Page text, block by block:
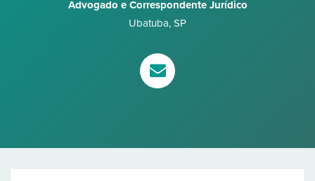
Advogado e Correspondente Jurídico
Ubatuba, SP